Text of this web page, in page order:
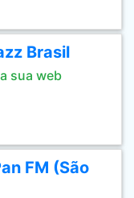
Brasil
sua web
FM (São